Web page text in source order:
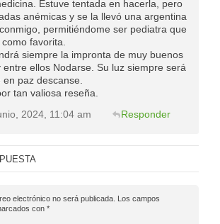
Estuve tentada en hacerla, pero
anémicas y se la llevó una argentina
permitiéndome ser pediatra que
favorita.
siempre la impronta de muy buenos
entre ellos Nodarse. Su luz siempre será
paz descanse.
tan valiosa reseña.
2024, 11:04 am Responder
electrónico no será publicada. Los campos
con *